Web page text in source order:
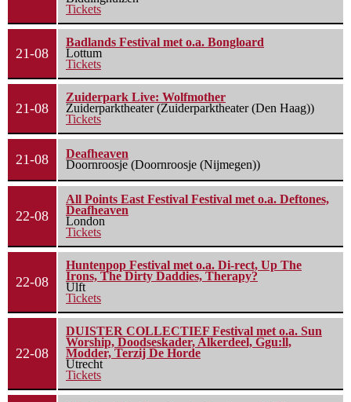
Tickets
21-08
Badlands Festival met o.a. Bongloard
Lottum
Tickets
21-08
Zuiderpark Live: Wolfmother
Zuiderparktheater (Zuiderparktheater (Den Haag))
Tickets
21-08
Deafheaven
Doornroosje (Doornroosje (Nijmegen))
22-08
All Points East Festival Festival met o.a. Deftones,
Deafheaven
London
Tickets
22-08
Huntenpop Festival met o.a. Di-rect, Up The
Irons, The Dirty Daddies, Therapy?
Ulft
Tickets
22-08
DUISTER COLLECTIEF Festival met o.a. Sun
Worship, Doodseskader, Alkerdeel, Ggu:ll,
Modder, Terzij De Horde
Utrecht
Tickets